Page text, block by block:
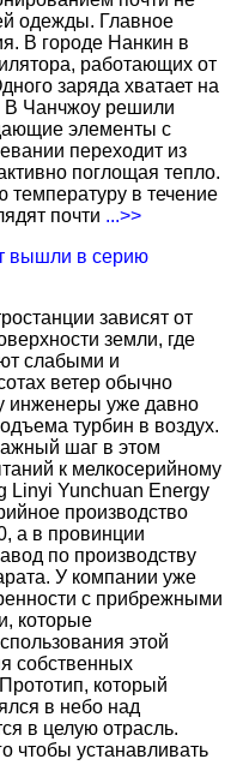
одежды. Главное
В городе Нанкин в
работающих от
заряда хватает на
В Чанчжоу решили
элементы с
переходит из
поглощая тепло.
в течение
почти ...>>
вышли в серию
зависят от
земли, где
слабыми и
ветер обычно
инженеры уже давно
турбин в воздух.
шаг в этом
к мелкосерийному
Linyi Yunchuan Energy
производство
а в провинции
по производству
У компании уже
с прибрежными
которые
этой
собственных
который
в небо над
в целую отрасль.
чтобы устанавливать